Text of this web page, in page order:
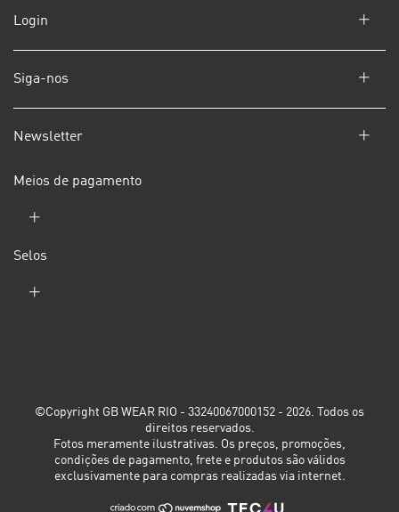
CHINELO STACKED GB -
Login
Siga-nos
Newsletter
Meios de pagamento
Selos
©Copyright GB WEAR RIO - 33240067000152 - 2026. Todos os
direitos reservados.
Fotos meramente ilustrativas. Os preços, promoções,
condições de pagamento, frete e produtos são válidos
exclusivamente para compras realizadas via internet.